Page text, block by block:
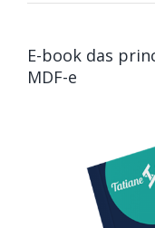
E-book das
MDF-e